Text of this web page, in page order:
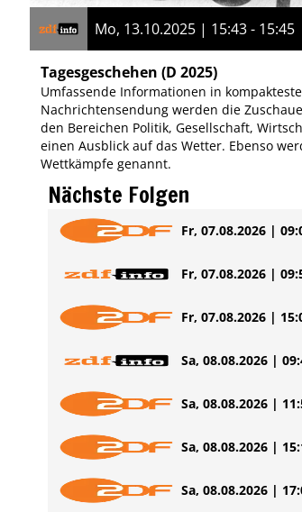
Mo, 13.10.2025 | 15:43 - 15:45
Tagesgeschehen (D 2025)
Umfassende Informationen in
Nachrichtensendung werden die
den Bereichen Politik, Gesellschaft,
einen Ausblick auf das Wetter. Ebenso
Wettkämpfe genannt.
Nächste Folgen
Fr, 07.08.2026 |
Fr, 07.08.2026 |
Fr, 07.08.2026 |
Sa, 08.08.2026 |
Sa, 08.08.2026 |
Sa, 08.08.2026 |
Sa, 08.08.2026 |